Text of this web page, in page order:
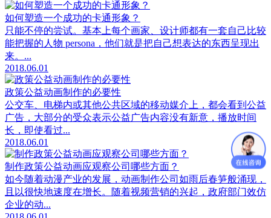
如何塑造一个成功的卡通形象？
只能不停的尝试。基本上每个画家、设计师都有一套自己比较
能把握的人物 persona，他们就是把自己想表达的东西呈现出
来。...
2018.06.01
政策公益动画制作的必要性
公交车、电梯内或其他公共区域的移动媒介上，都会看到公益
广告，大部分的受众表示公益广告内容没有新意，播放时间
长，即使看过...
2018.06.01
制作政策公益动画应观察公司哪些方面？
如今随着动漫产业的发展，动画制作公司如雨后春笋般涌现，
且以很快地速度在增长。随着视频营销的兴起，政府部门效仿
企业的动...